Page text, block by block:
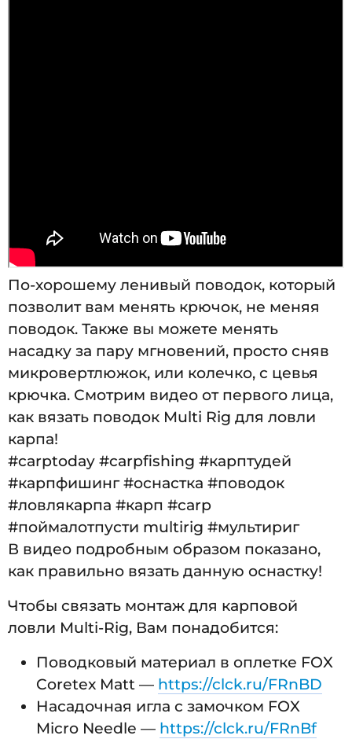
По-хорошему ленивый поводок, который
позволит вам менять крючок, не меняя
поводок. Также вы можете менять
насадку за пару мгновений, просто сняв
микровертлюжок, или колечко, с цевья
крючка. Смотрим видео от первого лица,
как вязать поводок Multi Rig для ловли
карпа!
#carptoday #carpfishing #карптудей
#карпфишинг #оснастка #поводок
#ловлякарпа #карп #carp
#поймалотпусти multirig #мультириг
В видео подробным образом показано,
как правильно вязать данную оснастку!
Чтобы связать монтаж для карповой
ловли Multi-Rig, Вам понадобится:
Поводковый материал в оплетке FOX
Coretex Matt — https://clck.ru/FRnBD
Насадочная игла с замочком FOX
Micro Needle — https://clck.ru/FRnBf